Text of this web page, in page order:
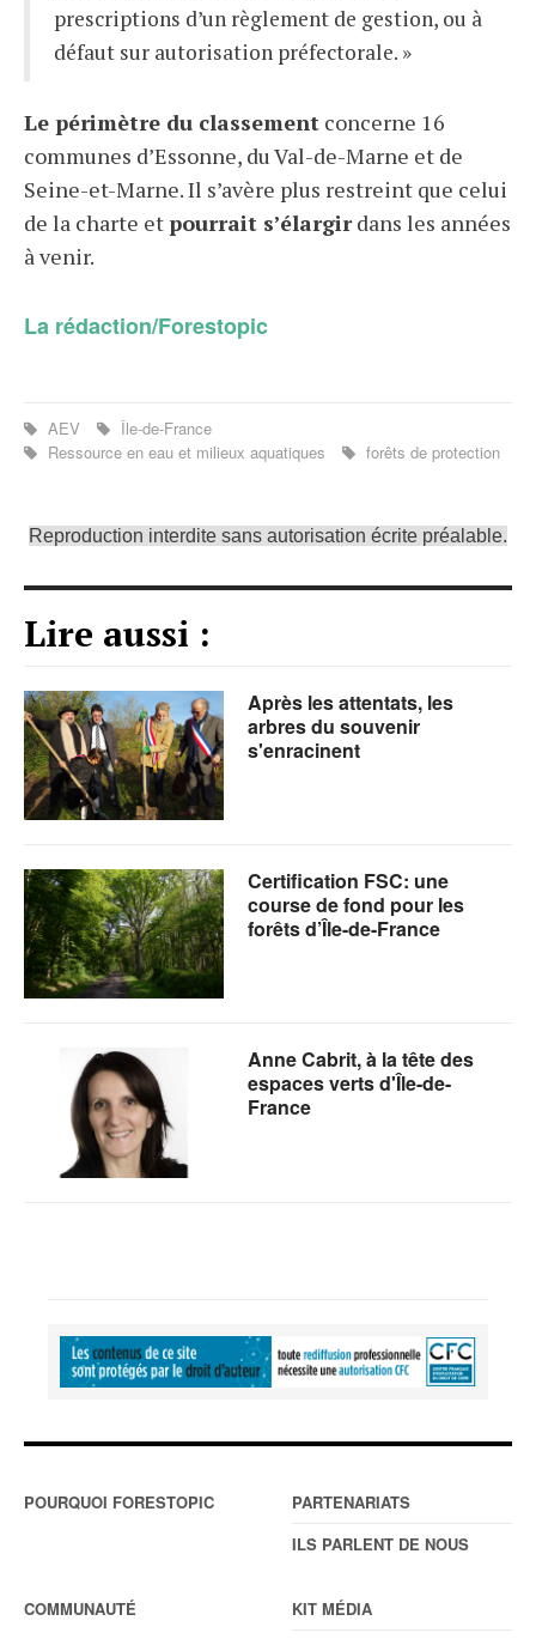
prescriptions d’un règlement de gestion, ou à
défaut sur autorisation préfectorale. »
Le périmètre du classement concerne 16
communes d’Essonne, du Val-de-Marne et de
Seine-et-Marne. Il s’avère plus restreint que celui
de la charte et pourrait s’élargirdans les années
à venir.
La rédaction/Forestopic
AEV
Île-de-France
Ressource en eau et milieux aquatiques
forêts de protection
Reproduction interdite sans autorisation écrite préalable.
Lire aussi :
Après les attentats, les
arbres du souvenir
s'enracinent
Certification FSC: une
course de fond pour les
forêts d’Île-de-France
Anne Cabrit, à la tête des
espaces verts d'Île-de-
France
POURQUOI FORESTOPIC
PARTENARIATS
ILS PARLENT DE NOUS
COMMUNAUTÉ
KIT MÉDIA